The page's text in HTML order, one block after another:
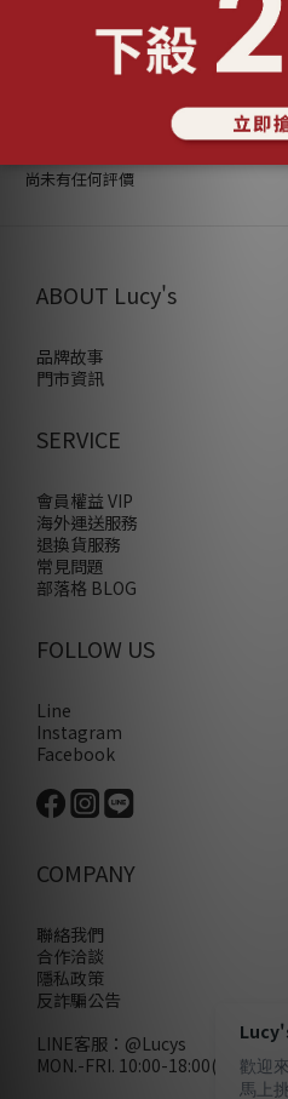
顧客評價
尚未有任何評價
ABOUT Lucy's
品牌故事
門市資訊
SERVICE
會員權益 VIP
海外運送服務
退換貨服務
常見問題
部落格 BLOG
FOLLOW US
Line
Instagram
Facebook
COMPANY
聯絡我們
合作洽談
隱私政策
反詐騙公告
LINE客服： @Lucys
MON.-FRI. 10:00-18:00(不含例
歡迎
馬上